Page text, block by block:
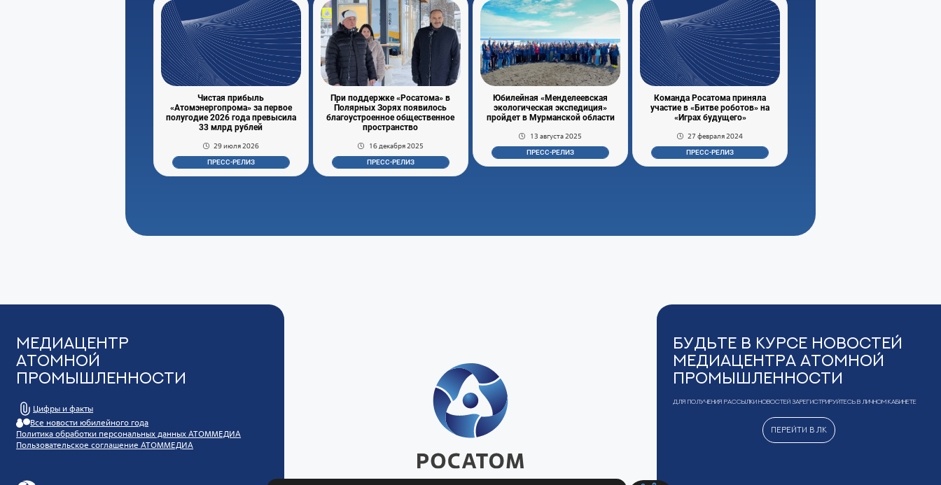
Чистая прибыль
«Атомэнергопрома» за первое
полугодие 2026 года превысила
33 млрд рублей
29 июля 2026
ПРЕСС-РЕЛИЗ
При поддержке «Росатома» в
Полярных Зорях появилось
благоустроенное общественное
пространство
16 декабря 2025
ПРЕСС-РЕЛИЗ
Юбилейная «Менделеевская
экологическая экспедиция»
пройдет в Мурманской области
13 августа 2025
ПРЕСС-РЕЛИЗ
Команда Росатома приняла
участие в «Битве роботов» на
«Играх будущего»
27 февраля 2024
ПРЕСС-РЕЛИЗ
Медиацентр
Атомной
Промышленности
Цифры и факты
Все новости юбилейного года
Политика обработки персональных данных АТОММЕДИА
Пользовательское соглашение АТОММЕДИА
Будьте в курсе новостей
Медиацентра Атомной
Промышленности
Для получения рассылки новостей зарегистрируйтесь в Личном кабинете
Перейти в ЛК